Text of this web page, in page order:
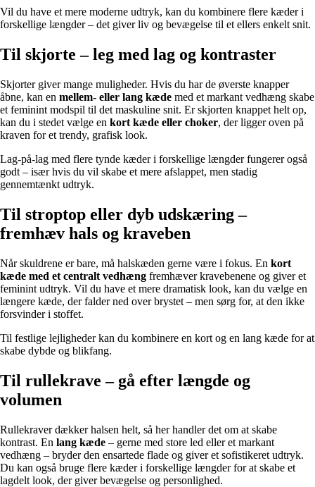
Vil du have et mere moderne udtryk, kan du kombinere flere kæder i
forskellige længder – det giver liv og bevægelse til et ellers enkelt snit.
Til skjorte – leg med lag og kontraster
Skjorter giver mange muligheder. Hvis du har de øverste knapper
åbne, kan en mellem- eller lang kæde med et markant vedhæng skabe
et feminint modspil til det maskuline snit. Er skjorten knappet helt op,
kan du i stedet vælge en kort kæde eller choker, der ligger oven på
kraven for et trendy, grafisk look.
Lag-på-lag med flere tynde kæder i forskellige længder fungerer også
godt – især hvis du vil skabe et mere afslappet, men stadig
gennemtænkt udtryk.
Til stroptop eller dyb udskæring –
fremhæv hals og kraveben
Når skuldrene er bare, må halskæden gerne være i fokus. En kort
kæde med et centralt vedhæng fremhæver kravebenene og giver et
feminint udtryk. Vil du have et mere dramatisk look, kan du vælge en
længere kæde, der falder ned over brystet – men sørg for, at den ikke
forsvinder i stoffet.
Til festlige lejligheder kan du kombinere en kort og en lang kæde for at
skabe dybde og blikfang.
Til rullekrave – gå efter længde og
volumen
Rullekraver dækker halsen helt, så her handler det om at skabe
kontrast. En lang kæde – gerne med store led eller et markant
vedhæng – bryder den ensartede flade og giver et sofistikeret udtryk.
Du kan også bruge flere kæder i forskellige længder for at skabe et
lagdelt look, der giver bevægelse og personlighed.